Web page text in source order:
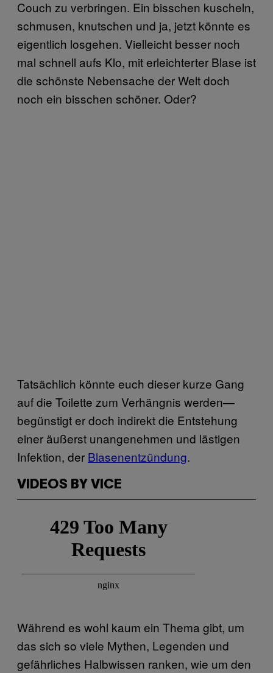
Couch zu verbringen. Ein bisschen kuscheln,
schmusen, knutschen und ja, jetzt könnte es
eigentlich losgehen. Vielleicht besser noch
mal schnell aufs Klo, mit erleichterter Blase ist
die schönste Nebensache der Welt doch
noch ein bisschen schöner. Oder?
Tatsächlich könnte euch dieser kurze Gang
auf die Toilette zum Verhängnis werden—
begünstigt er doch indirekt die Entstehung
einer äußerst unangenehmen und lästigen
Infektion, der Blasenentzündung.
VIDEOS BY VICE
Während es wohl kaum ein Thema gibt, um
das sich so viele Mythen, Legenden und
gefährliches Halbwissen ranken, wie um den